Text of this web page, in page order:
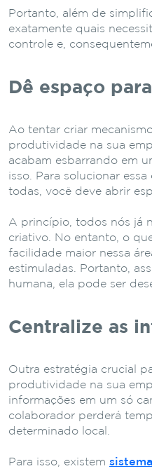
Portanto, além de
exatamente quais
controle e,
Dê espaço
Ao tentar criar
produtividade na sua
acabam esbarrando em
isso. Para solucionar
todas, você deve abrir
A princípio, todos nós já
criativo. No entanto, o
facilidade maior nessa
estimuladas. Portanto,
humana, ela pode ser
Centralize as
Outra estratégia crucial
produtividade na sua
informações em um só
colaborador perderá
determinado local.
Para isso, existem